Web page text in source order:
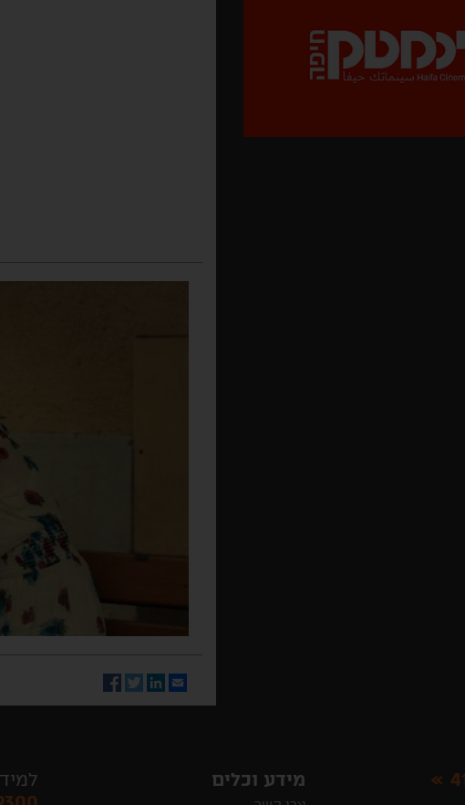
Email
LinkedIn
Twitter
Facebook
מידע וכלים